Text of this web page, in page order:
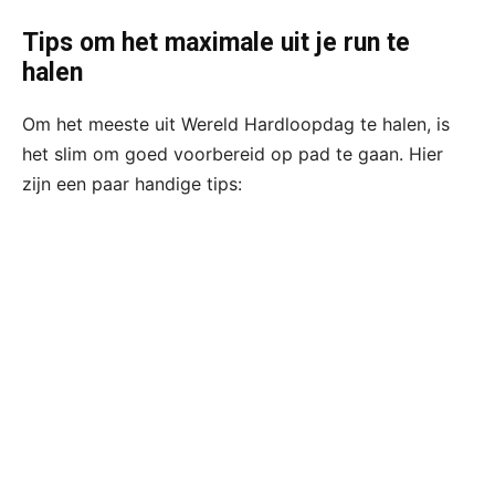
Tips om het maximale uit je run te
halen
Om het meeste uit Wereld Hardloopdag te halen, is
het slim om goed voorbereid op pad te gaan. Hier
zijn een paar handige tips: